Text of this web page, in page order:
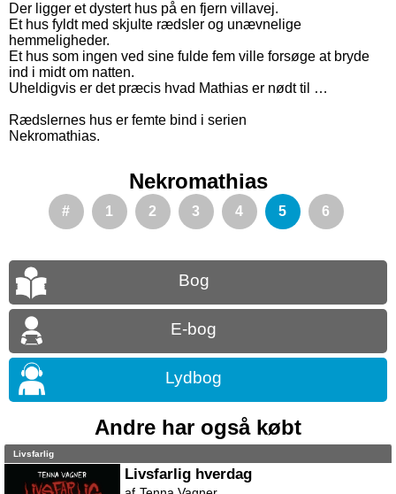
Der ligger et dystert hus på en fjern villavej.
Et hus fyldt med skjulte rædsler og unævnelige
hemmeligheder.
Et hus som ingen ved sine fulde fem ville forsøge at bryde
ind i midt om natten.
Uheldigvis er det præcis hvad Mathias er nødt til …
Rædslernes hus er femte bind i serien
Nekromathias.
Nekromathias
# 1 2 3 4 5 6
Bog
E-bog
Lydbog
Andre har også købt
Livsfarlig
Livsfarlig hverdag